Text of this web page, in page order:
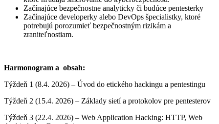
Začínajúce bezpečnostne analyticky či budúce pentesterky
Začínajúce developerky alebo DevOps špecialistky, ktoré
potrebujú porozumieť bezpečnostným rizikám a
zraniteľnostiam.
Harmonogram a obsah:
Týždeň 1 (8.4. 2026) – Úvod do etického hackingu a pentestingu
Týždeň 2 (15.4. 2026) – Základy sietí a protokolov pre pentesterov
Týždeň 3 (22.4. 2026) – Web Application Hacking: HTTP, Web